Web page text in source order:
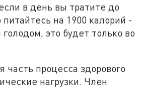
в день вы тратите до
питайтесь на 1900 калорий -
это будет только во
процесса здорового
нагрузки. Член